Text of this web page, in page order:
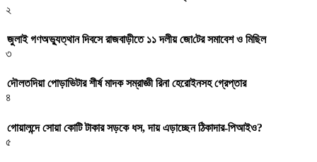
২
জুলাই গণঅভ্যুত্থান দিবসে রাজবাড়ীতে ১১ দলীয় জো‌টের সমাবেশ ও মি‌ছিল
৩
দৌলতদিয়া পোড়াভিটার শীর্ষ মাদক সম্রাজ্ঞী রিনা হেরোইনসহ গ্রেপ্তার
৪
গোয়ালন্দে সোয়া কোটি টাকার সড়কে ধস, দায় এড়াচ্ছেন ঠিকাদার-পিআইও?
৫